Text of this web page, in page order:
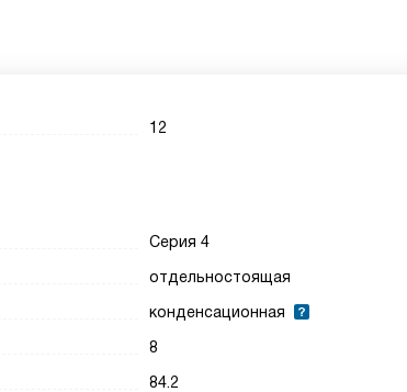
12
Серия 4
отдельностоящая
конденсационная
8
84.2